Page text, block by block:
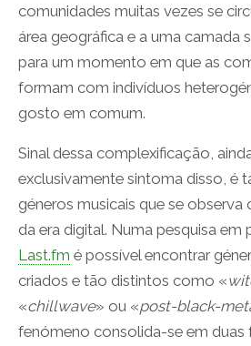
comunidades muitas vezes se
área geográfica e a uma camada
para um momento em que as
formam com indivíduos
gosto em comum.
Sinal dessa complexificação,
exclusivamente sintoma disso, é
géneros musicais que se
da era digital. Numa pesquisa
Last.fm é possível encontrar
criados e tão distintos como «
«chillwave» ou «post-black-
fenómeno consolida-se em duas